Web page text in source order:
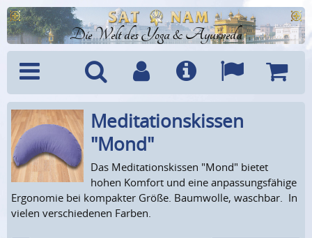
Die Welt des Yoga & Ayurveda
Menü SucheBenutzerkonto
Info Sprachen
Meditations­kissen
"Mond"
Das Meditationskissen "Mond" bietet
hohen Komfort und eine anpassungsfähige
Ergonomie bei kompakter Größe. Baumwolle, waschbar. In
vielen verschiedenen Farben.